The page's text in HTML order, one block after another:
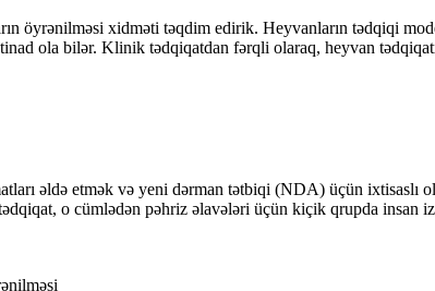
öyrənilməsi xidməti təqdim edirik. Heyvanların tədqiqi
ola bilər. Klinik tədqiqatdan fərqli olaraq, heyvan
əldə etmək və yeni dərman tətbiqi (NDA) üçün
o cümlədən pəhriz əlavələri üçün kiçik qrupda